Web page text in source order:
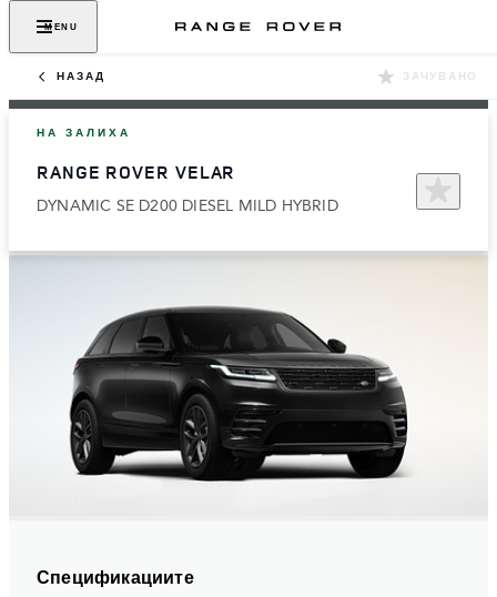
MENU
НАЗАД ЗАЧУВАНО
НА ЗАЛИХА
RANGE ROVER VELAR
DYNAMIC SE D200 DIESEL MILD HYBRID
Спецификациите